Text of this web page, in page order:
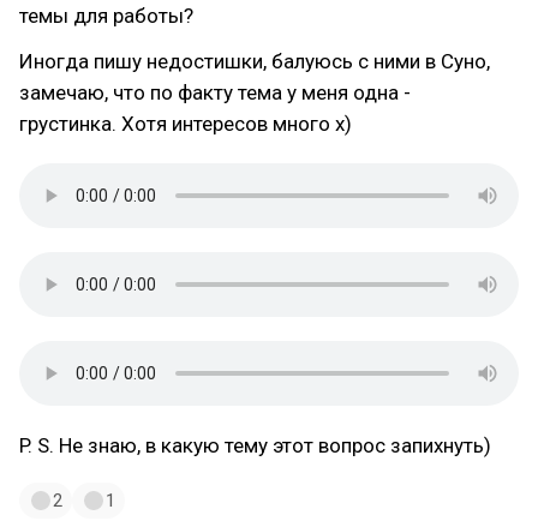
темы для работы?
Иногда пишу недостишки, балуюсь с ними в Суно,
замечаю, что по факту тема у меня одна -
грустинка. Хотя интересов много х)
P. S. Не знаю, в какую тему этот вопрос запихнуть)
2 1